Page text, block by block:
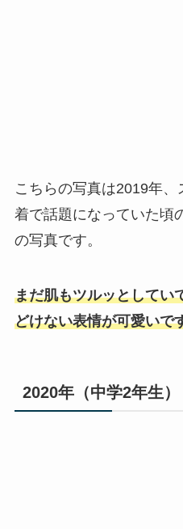
こちらの写真は2019年
着で話題になっていた頃
の写真です。
まだ肌もツルッとしてい
どけない表情が可愛いで
2020年（中学2年生）